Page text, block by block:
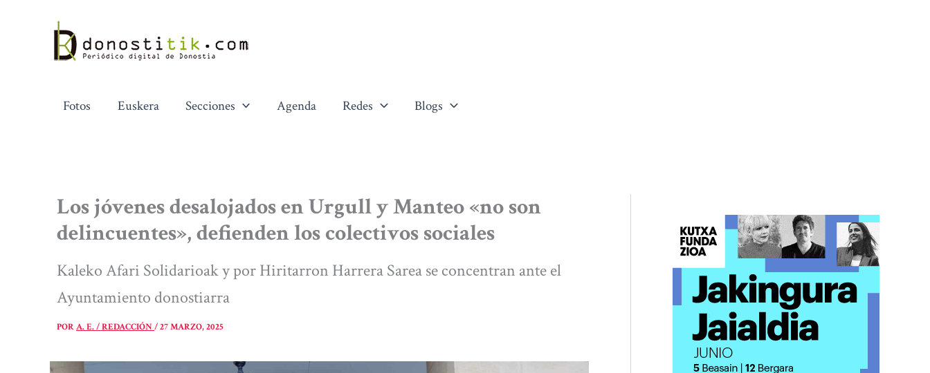
contenido
Fotos Euskera Secciones Agenda Redes Blogs
Los jóvenes desalojados en Urgull y Manteo «no son
delincuentes», defienden los colectivos sociales
Kaleko Afari Solidarioak y por Hiritarron Harrera Sarea se concentran ante el
Ayuntamiento donostiarra
PORA. E. / REDACCIÓN/27 MARZO, 2025